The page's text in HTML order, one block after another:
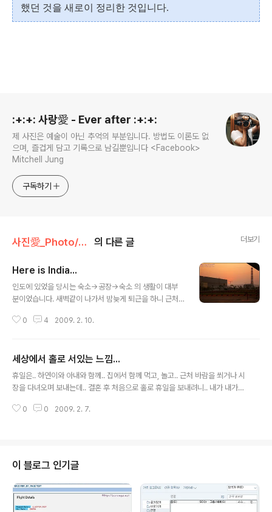
했던 것을 새로이 정리한 것입니다.
:+:+: 사랑愛 - Ever after :+:+:
제 사진은 예술이 아닌 추억의 부분입니다. 방법도 이론도 없
으며, 즐겁게 담고 기록으로 남길뿐입니다 <Facebook>
Mitchell Jung
구독하기
사진愛_Photo/Story#1 - India~★ 의 다른 글 더보기
Here is India...
인도에 있었을 당시는 숙소->공장->숙소 의 생활이 대부
분이었습니다. 새벽같이 나가서 밤늦게 퇴근을 하니 근처
분 ~ 1시간 거리였기에, 지루했고... 공장은 외딴 곳에 우뚝
에 밖으로 나가시길 꺼려하셨으나... 20대 중반에 두달간
배낭을 메고 인도의 구석구석을 다닌 경험이 있었던지라..
홀로 자유롭게 돌아보기도 했었습니다^^ 5시경.. SAP 개
장옆으로 해가 지는게 보인다. 아침에도 붉게 떠오르는 해
0 4 2009. 2. 10.
세상에서 홀로 서있는 느낌...
휴일은.. 하연이와 아내와 함께.. 집에서 함께 먹고, 놀고.. 근처 바람을 쐬거나 시
장을 다녀오며 보내는데.. 결혼 후 처음으로 홀로 휴일을 보내려니.. 내가 내가
촌이 길게 늘어져있다. 물론 그 속에 사는 사람들은, 한국 사람들이 아닌 인도의
색하기만 하고.. 뭐하고 있는거지? 라는 생각까지 들기도 한다.. 차라리... 정신
없이 일을 하는게 나은것인가? 8년..
0 0 2009. 2. 7.
이 블로그 인기글